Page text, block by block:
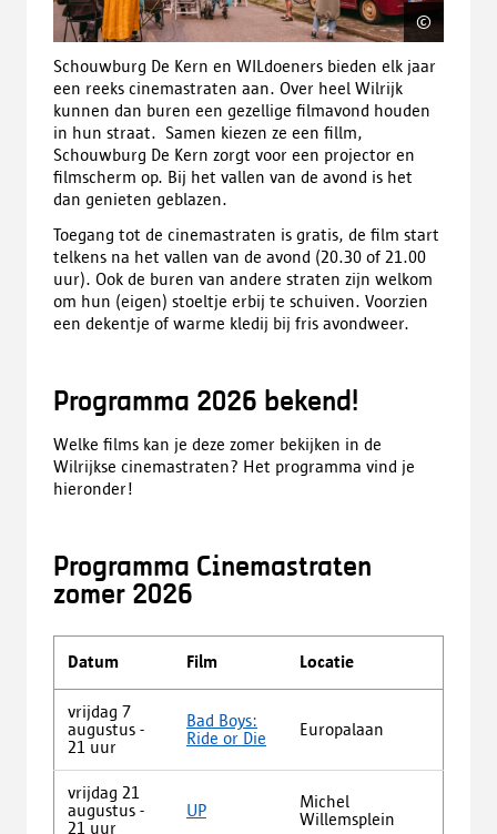
©
Schouwburg De Kern en WILdoeners bieden elk jaar
een reeks cinemastraten aan. Over heel Wilrijk
kunnen dan buren een gezellige filmavond houden
in hun straat. Samen kiezen ze een fillm,
Schouwburg De Kern zorgt voor een projector en
filmscherm op. Bij het vallen van de avond is het
dan genieten geblazen.
Toegang tot de cinemastraten is gratis, de film start
telkens na het vallen van de avond (20.30 of 21.00
uur). Ook de buren van andere straten zijn welkom
om hun (eigen) stoeltje erbij te schuiven. Voorzien
een dekentje of warme kledij bij fris avondweer.
Programma 2026 bekend!
Welke films kan je deze zomer bekijken in de
Wilrijkse cinemastraten? Het programma vind je
hieronder!
Programma Cinemastraten
zomer 2026
Datum Film Locatie
vrijdag 7
augustus -
21 uur
Bad Boys:
Ride or Die
Europalaan
vrijdag 21
augustus -
21 uur
UP
Michel
Willemsplein